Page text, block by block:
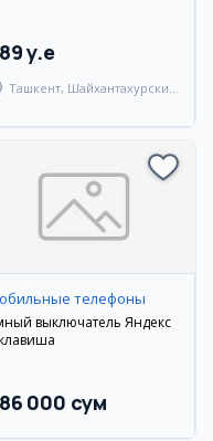
y.e
Ташкент, Шайхантахурский
телефоны
выключатель Яндекс
000 сум